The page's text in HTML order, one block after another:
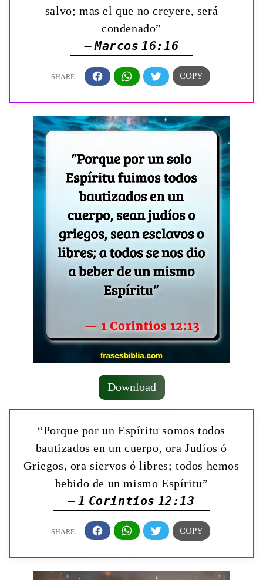
salvo; mas el que no creyere, será
condenado”
— Marcos 16:16
Download
“Porque por un Espíritu somos todos
bautizados en un cuerpo, ora Judíos ó
Griegos, ora siervos ó libres; todos hemos
bebido de un mismo Espíritu”
— 1 Corintios 12:13